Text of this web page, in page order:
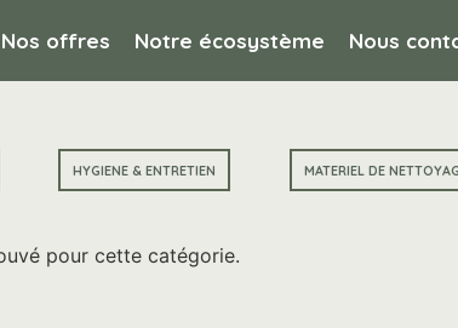
Nos offres Notre écosystème Nous
HYGIENE & ENTRETIEN MATERIEL DE
pour cette catégorie.